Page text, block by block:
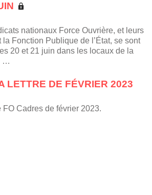
nationaux Force Ouvrière, et leurs
Fonction Publique de l’État, se sont
20 et 21 juin dans les locaux de la
…
LETTRE DE FÉVRIER 2023
FO Cadres de février 2023.